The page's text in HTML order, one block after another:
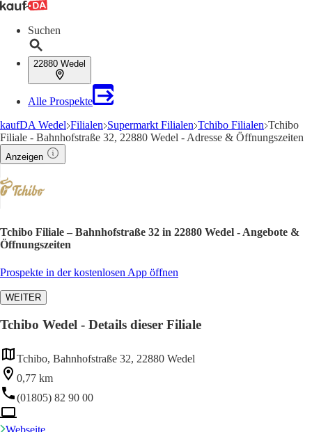
Suchen
22880 Wedel
Alle Prospekte
kaufDA Wedel Filialen Supermarkt Filialen Tchibo Filialen Tchibo
Filiale - Bahnhofstraße 32, 22880 Wedel - Adresse & Öffnungszeiten
Anzeigen
Tchibo Filiale – Bahnhofstraße 32 in 22880 Wedel - Angebote &
Öffnungszeiten
Prospekte in der kostenlosen App öffnen
WEITER
Tchibo Wedel - Details dieser Filiale
Tchibo, Bahnhofstraße 32, 22880 Wedel
0,77 km
(01805) 82 90 00
Webseite